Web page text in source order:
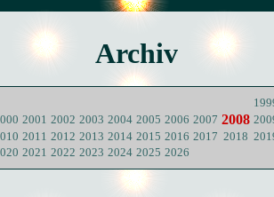
Archiv
2001 2002 2003 2004 2005 2006 2007 2008
2011 2012 2013 2014 2015 2016 2017 2018
2021 2022 2023 2024 2025 2026